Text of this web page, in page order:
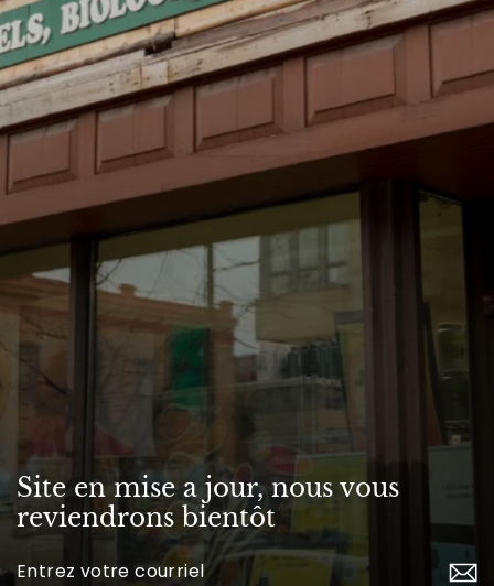
Site en mise a jour, nous vous
reviendrons bientôt
Inscrivez-